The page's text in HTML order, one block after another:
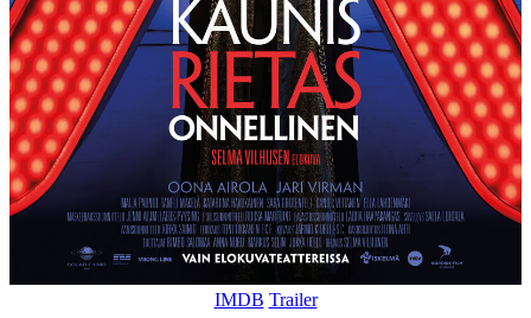
IMDB Trailer